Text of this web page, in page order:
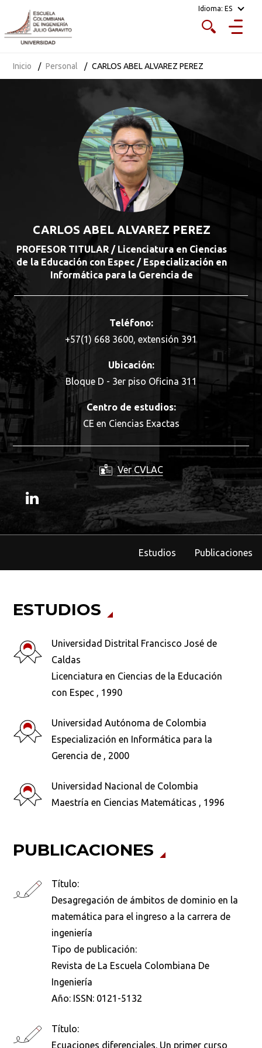
Idioma: ES
Inicio Personal CARLOS ABEL ALVAREZ PEREZ
CARLOS ABEL ALVAREZ PEREZ
PROFESOR TITULAR / Licenciatura en Ciencias
de la Educación con Espec / Especialización en
Informática para la Gerencia de
Teléfono:
+57(1) 668 3600, extensión 391
Ubicación:
Bloque D - 3er piso Oficina 311
Centro de estudios:
CE en Ciencias Exactas
Ver CVLAC
Estudios Publicaciones
ESTUDIOS
Universidad Distrital Francisco José de
Caldas
Licenciatura en Ciencias de la Educación
con Espec , 1990
Universidad Autónoma de Colombia
Especialización en Informática para la
Gerencia de , 2000
Universidad Nacional de Colombia
Maestría en Ciencias Matemáticas , 1996
PUBLICACIONES
Título:
Desagregación de ámbitos de dominio en la
matemática para el ingreso a la carrera de
ingeniería
Tipo de publicación:
Revista de La Escuela Colombiana De
Ingeniería
Año: ISSN: 0121-5132
Título:
Ecuaciones diferenciales. Un primer curso